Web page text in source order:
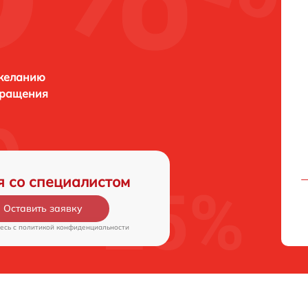
со специалистом
Оставить заявку
c политикой конфиденциальности